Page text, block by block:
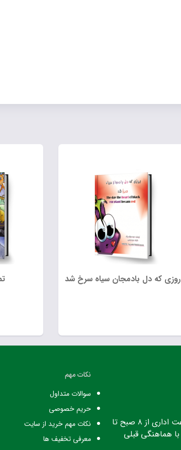
روزی که دل بادمجان سیاه سرخ شد
ساعت کاری: ساعت اداری از ۸ صبح تا
نکات مهم
سوالات متداول
حریم خصوصی
نکات مهم خرید از سایت
معرفی تخفیف ها